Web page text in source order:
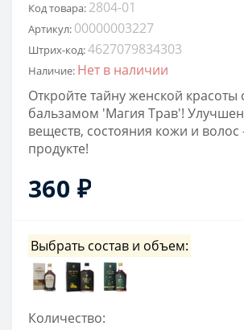
Код товара: 2804-01
Артикул: 00000003227
Штрих-код:4627079834303
Наличие: Нет в наличии
Откройте тайну женской красоты
бальзамом 'Магия Трав'!
веществ, состояния кожи и волос
продукте!
360 ₽
Выбрать состав и объем:
Количество: